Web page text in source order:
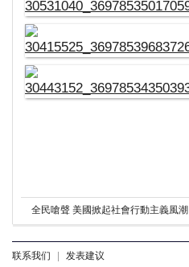
全民嗆聲 美國掀起社會行動主義風潮
联系我们 | 发表建议